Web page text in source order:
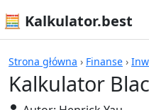
🧮 Kalkulator.best
Strona główna › Finanse ›
Kalkulator
Kalkulatory